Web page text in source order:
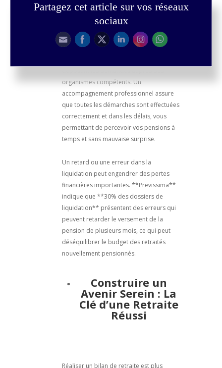
Enfin, la gestion de la liquidation de votre
retraite est une étape clé où il est crucial
de ne commettre aucune erreur. Cette
organismes compétents. Un
accompagnement professionnel assure
que toutes les démarches sont effectuées
correctement et dans les délais, vous
permettant de percevoir vos pensions à
temps et sans mauvaise surprise.
Un retard ou une erreur dans la
liquidation peut engendrer des pertes
financières importantes. **Previssima**
indique que **30% des dossiers de
liquidation** présentent des erreurs qui
peuvent retarder le versement de la
pension de plusieurs mois, ce qui peut
déséquilibrer le budget des retraités
nouvellement pensionnés.
Construire un
Avenir Serein : La
Clé d’une Retraite
Réussi
Réaliser un bilan de retraite est plus
Partagez cet article sur vos réseaux
sociaux